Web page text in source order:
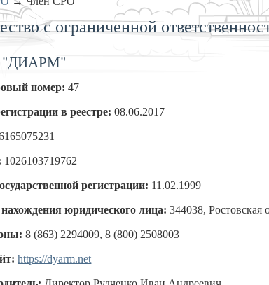
с ограниченной
номер: 47
в реестре: 08.06.2017
1026103719762
регистрации: 11.02.1999
юридического лица: 344038, Ростовская
8 (863) 2294009, 8 (800) 2508003
https://dyarm.net